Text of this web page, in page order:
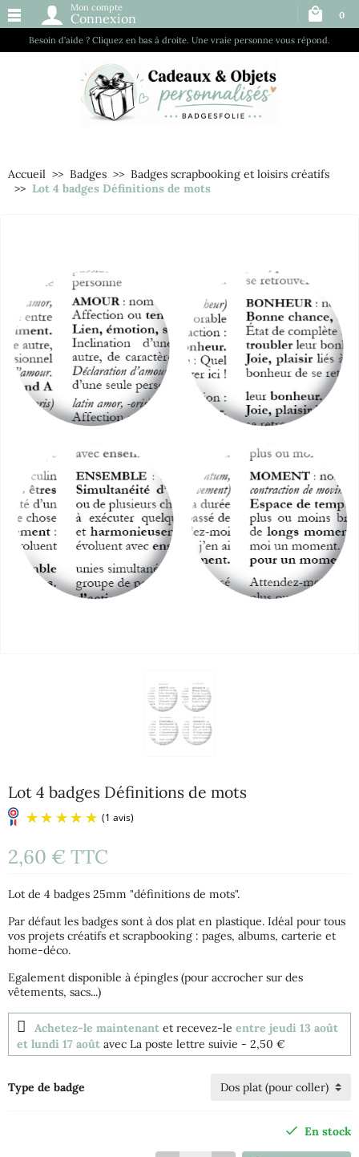
Besoin d’aide ? Cliquez en bas à droite. Une vraie personne vous répond.
Mon compte
Connexion 0
Accueil Badges
Badges scrapbooking et loisirs créatifs
Lot 4 badges Définitions de mots
Lot 4 badges Définitions de mots
2,60 € TTC
Lot de 4 badges 25mm "définitions de mots".
Par défaut les badges sont à dos plat en plastique. Idéal pour tous
vos projets créatifs et scrapbooking : pages, albums, carterie et
home-déco.
Egalement disponible à épingles (pour accrocher sur des
vêtements, sacs...)
Achetez-le maintenant et recevez-le entre jeudi 13 août
et lundi 17 août avec La poste lettre suivie - 2,50 €
Type de badge
En stock